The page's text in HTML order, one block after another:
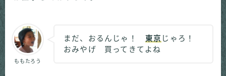
ももたろう
まだ、おるんじゃ！ 東京 じゃろ！
おみやげ 買ってきてよね